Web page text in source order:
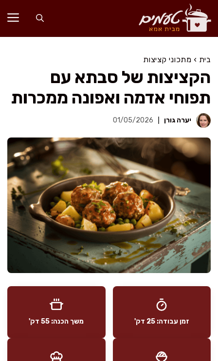
לדלג
לתוכן
בית › מתכוני קציצות
הקציצות של סבתא עם
תפוחי אדמה ואפונה ממכרות
יערה גורן 01/05/2026
זמן עבודה: 25 דק' משך הכנה: 55 דק'